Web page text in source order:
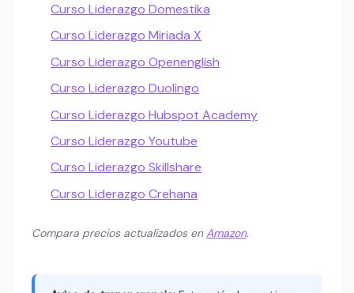
Curso Liderazgo Domestika
Curso Liderazgo Miriada X
Curso Liderazgo Openenglish
Curso Liderazgo Duolingo
Curso Liderazgo Hubspot Academy
Curso Liderazgo Youtube
Curso Liderazgo Skillshare
Curso Liderazgo Crehana
Compara precios actualizados enAmazon.